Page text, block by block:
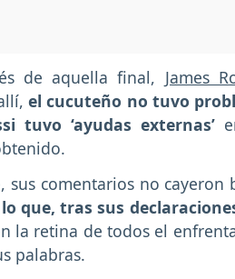
de aquella final, James
el cucuteño no tuvo
tuvo ‘ayudas externas’
sus comentarios no
que, tras sus
la retina de todos el
palabras.